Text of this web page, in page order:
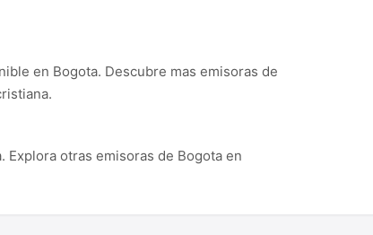
en Bogota. Descubre mas emisoras de
Explora otras emisoras de Bogota en